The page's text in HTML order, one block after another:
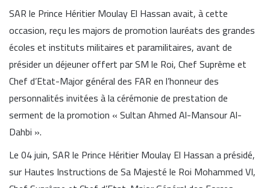
SAR le Prince Héritier Moulay El Hassan avait, à cette
occasion, reçu les majors de promotion lauréats des grandes
écoles et instituts militaires et paramilitaires, avant de
présider un déjeuner offert par SM le Roi, Chef Suprême et
Chef d’Etat-Major général des FAR en l’honneur des
personnalités invitées à la cérémonie de prestation de
serment de la promotion « Sultan Ahmed Al-Mansour Al-
Dahbi ».
Le 04 juin, SAR le Prince Héritier Moulay El Hassan a présidé,
sur Hautes Instructions de Sa Majesté le Roi Mohammed VI,